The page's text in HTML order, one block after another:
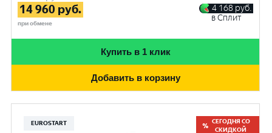
14 960 руб.
при обмене
4 168 руб.
в Сплит
Купить в 1 клик
Добавить в корзину
EUROSTART
СЕГОДНЯ СО
СКИДКОЙ